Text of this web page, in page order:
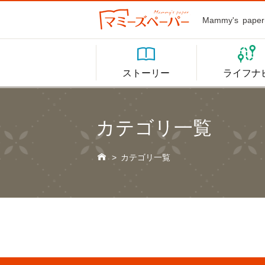
Mammy's

ストーリー

ライフナ
カテゴリ一覧
 > カテゴリ一覧